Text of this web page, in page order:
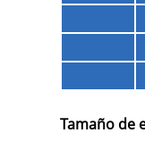
Tamaño de